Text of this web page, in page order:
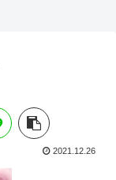
2021.12.26